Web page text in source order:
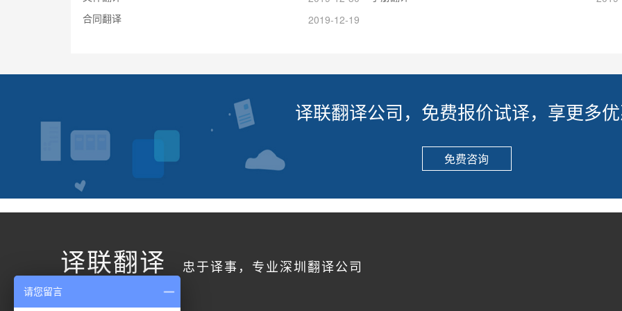
合同翻译
2019-12-19
译联翻译公司，免费报价试译，享更多
免费咨询
译联翻译 忠于译事，专业深圳翻译公司
请您留言